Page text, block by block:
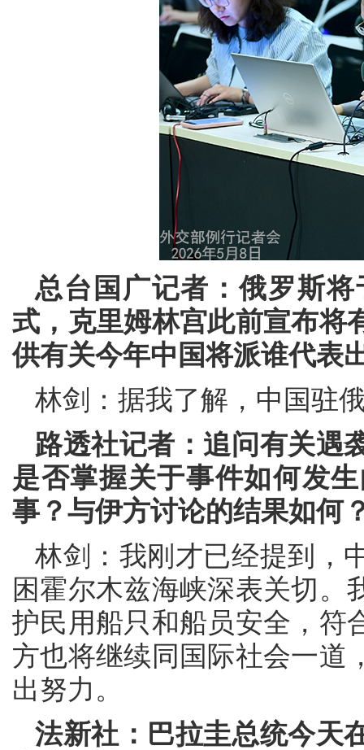
总台国广记者：俄罗斯
式，克里姆林宫此前宣布将
供有关今年中国将派谁代表
林剑：据我了解，中国驻
路透社记者：追问有关遇
是否掌握关于事件如何发
事？与伊方讨论的结果如何
林剑：我刚才已经提到，
困霍尔木兹海峡深表关切。
护民用船只和船员安全，符
方也将继续同国际社会一道
出努力。
法新社：巴拉圭总统今天